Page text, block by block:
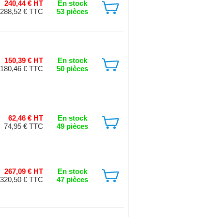
240,44 € HT
288,52 € TTC
En stock
53 pièces
150,39 € HT
180,46 € TTC
En stock
50 pièces
62,46 € HT
74,95 € TTC
En stock
49 pièces
267,09 € HT
320,50 € TTC
En stock
47 pièces